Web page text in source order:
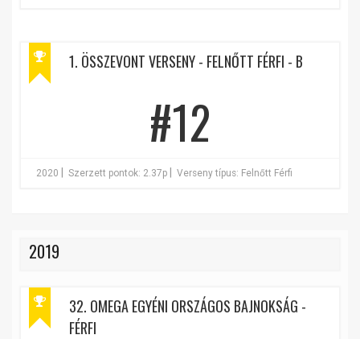
1. ÖSSZEVONT VERSENY - FELNŐTT FÉRFI - B
#12
2020 Szerzett pontok: 2.37p Verseny típus: Felnőtt Férfi
2019
32. OMEGA EGYÉNI ORSZÁGOS BAJNOKSÁG -
FÉRFI